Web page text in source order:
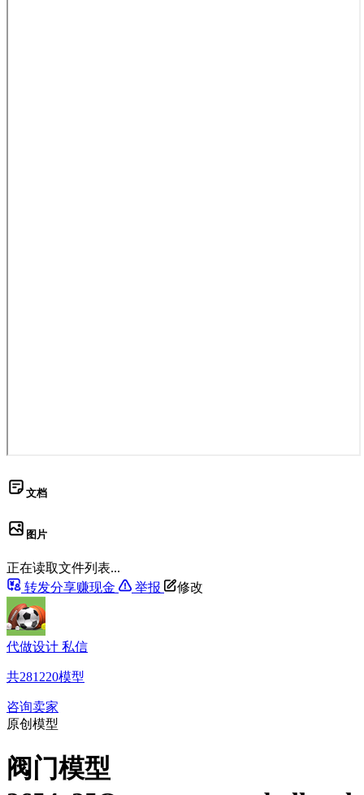
文档
图片
正在读取文件列表...
转发分享赚现金
举报 修改
代做设计 私信
共281220模型
咨询卖家
原创模型
阀门模型